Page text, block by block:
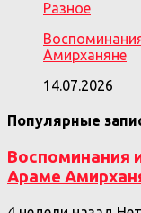
Разное
Амирханяне
14.07.2026
Популярные
Воспоминания
Араме